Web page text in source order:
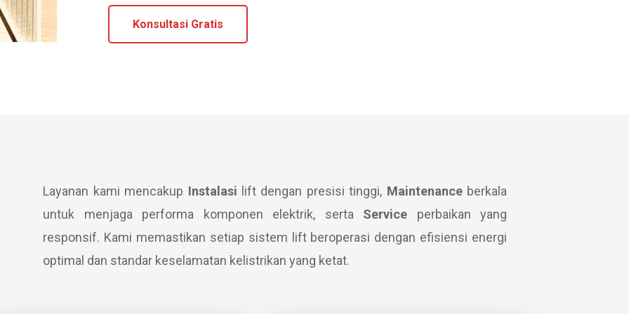
Konsultasi Gratis
Layanan kami mencakup Instalasi lift dengan presisi tinggi, Maintenanceberkala
untuk menjaga performa komponen elektrik, serta Service perbaikan yang
responsif. Kami memastikan setiap sistem lift beroperasi dengan efisiensi energi
optimal dan standar keselamatan kelistrikan yang ketat.